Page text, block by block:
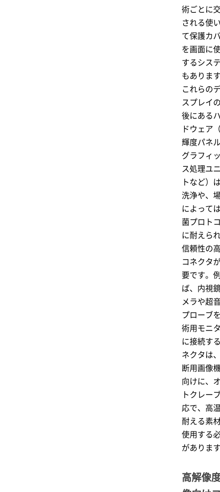
術ごとに
される使
て保護カ
を画面に
するシス
もありま
これらの
スプレイ
後にある
ドウェア
輝度パネ
グラフィ
ス処理ユ
トなど）
洗浄や、
によって
菌プロト
に耐えら
信頼性の
コネクタ
要です。
ば、内視
メラや超
プローブ
術用モニ
に接続す
ネクタは
断用画像
向けに、
トクレー
応で、高
耐える素
使用する
がありま
高解像